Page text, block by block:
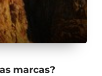
marcas?